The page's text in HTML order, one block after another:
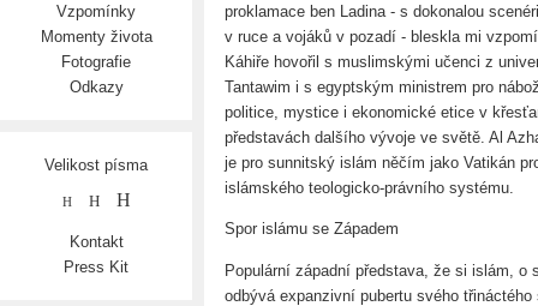
Vzpomínky
Momenty života
Fotografie
Odkazy
Velikost písma
H H H
Kontakt
Press Kit
proklamace ben Ladina - s dokonalou
v ruce a vojáků v pozadí - bleskla mi
Káhiře hovořil s muslimskými učenci z
Tantawim i s egyptským ministrem pro
politice, mystice i ekonomické etice v
představách dalšího vývoje ve světě. Al
je pro sunnitský islám něčím jako Vatikán
islámského teologicko-právního systému.
Spor islámu se Západem
Populární západní představa, že si islám,
odbývá expanzivní pubertu svého